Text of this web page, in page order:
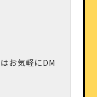
お気軽にDM